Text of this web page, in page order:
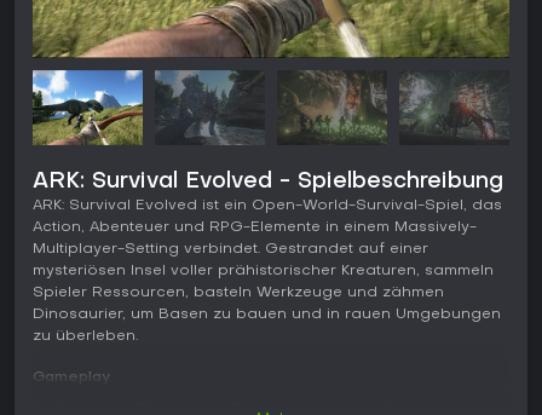
ARK: Survival Evolved - Spielbeschreibung
ARK: Survival Evolved ist ein Open-World-Survival-Spiel, das
Action, Abenteuer und RPG-Elemente in einem Massively-
Multiplayer-Setting verbindet. Gestrandet auf einer
mysteriösen Insel voller prähistorischer Kreaturen, sammeln
Spieler Ressourcen, basteln Werkzeuge und zähmen
Dinosaurier, um Basen zu bauen und in rauen Umgebungen
zu überleben.
Gameplay